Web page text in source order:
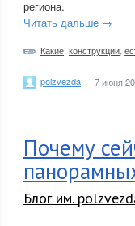
региона.
Читать дальше →
Какие конструкции
polzvezda 7 июня
Почему
Блог им.